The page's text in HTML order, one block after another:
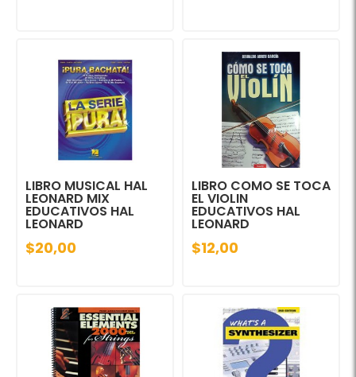
LIBRO MUSICAL HAL
LEONARD MIX
EDUCATIVOS HAL
LEONARD
$20,00
LIBRO COMO SE TOCA
EL VIOLIN
EDUCATIVOS HAL
LEONARD
$12,00